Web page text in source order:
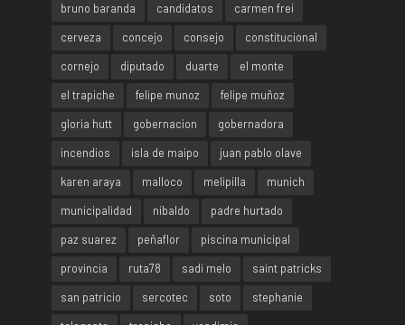
bruno baranda
candidatos
carmen frei
cerveza
concejo consejo
constitucional
cornejo
diputado duarte
el monte
el trapiche
felipe munoz
felipe muñoz
gloria hutt
gobernacion
gobernadora
incendios
isla de maipo
juan pablo olave
karen araya
malloco melipilla
munich
municipalidad
nibaldo
padre hurtado
paz suarez
peñaflor
piscina municipal
provincia
ruta78 sadi melo
saint patricks
san patricio
sercotec soto
stephanie